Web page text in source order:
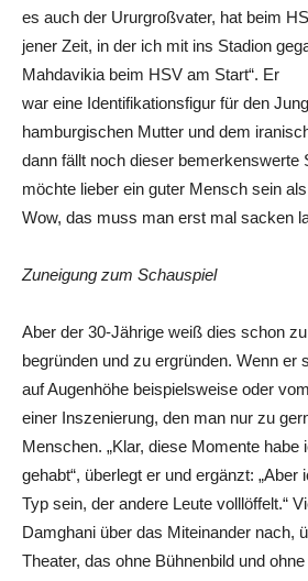
es auch der Ururgroßvater, hat beim
jener Zeit, in der ich mit ins Stadion
Mahdavikia beim HSV am Start“. Er
war eine Identifikationsfigur für den
hamburgischen Mutter und dem
dann fällt noch dieser bemerkenswerte
möchte lieber ein guter Mensch sein
Wow, das muss man erst mal sacken
Zuneigung zum Schauspiel
Aber der 30-Jährige weiß dies schon
begründen und zu ergründen. Wenn er
auf Augenhöhe beispielsweise oder
einer Inszenierung, den man nur zu
Menschen. „Klar, diese Momente habe
gehabt“, überlegt er und ergänzt: „Aber
Typ sein, der andere Leute volllöffelt.“
Damghani über das Miteinander nach,
Theater, das ohne Bühnenbild und